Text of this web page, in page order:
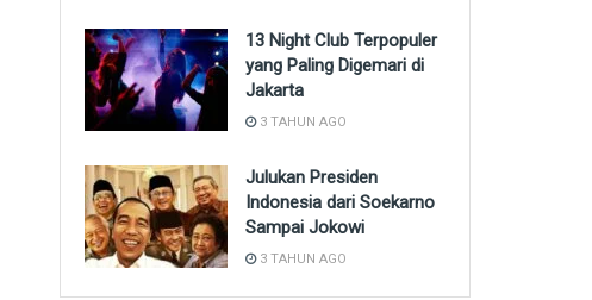
13 Night Club Terpopuler
yang Paling Digemari di
Jakarta
3 TAHUN AGO
Julukan Presiden
Indonesia dari Soekarno
Sampai Jokowi
3 TAHUN AGO